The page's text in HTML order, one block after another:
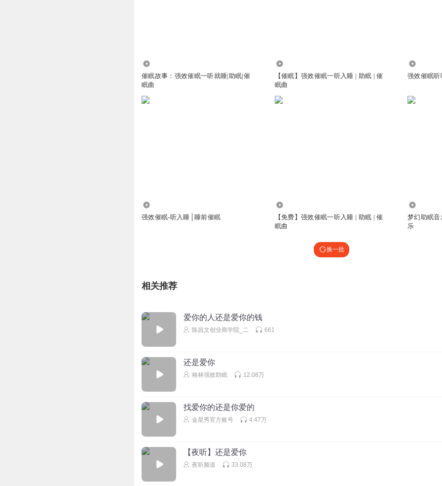
催眠故事：强效催眠一听就睡|助眠|催
眠曲
【催眠】强效催眠一听入睡 | 助眠 | 催
眠曲
强效催眠听
强效催眠-听入睡│睡前催眠
【免费】强效催眠一听入睡 | 助眠 | 催
眠曲
梦幻助眠
乐
换一批
相关推荐
爱你的人还是爱你的钱
陈昌文创业商学院_二 661
还是爱你
格林强效助眠 12.08万
找爱你的还是你爱的
金星秀官方账号 4.47万
【夜听】还是爱你
夜听频道 33.08万